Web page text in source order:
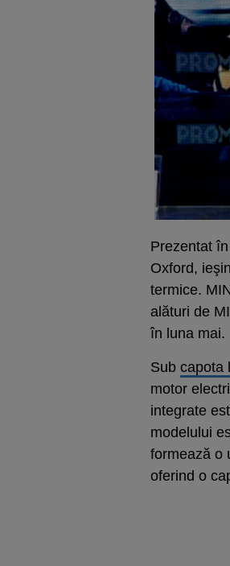
Prezentat
Oxford,
termice.
alături de
în luna mai.
Sub capota
motor
integrate
modelului
formează o
oferind o